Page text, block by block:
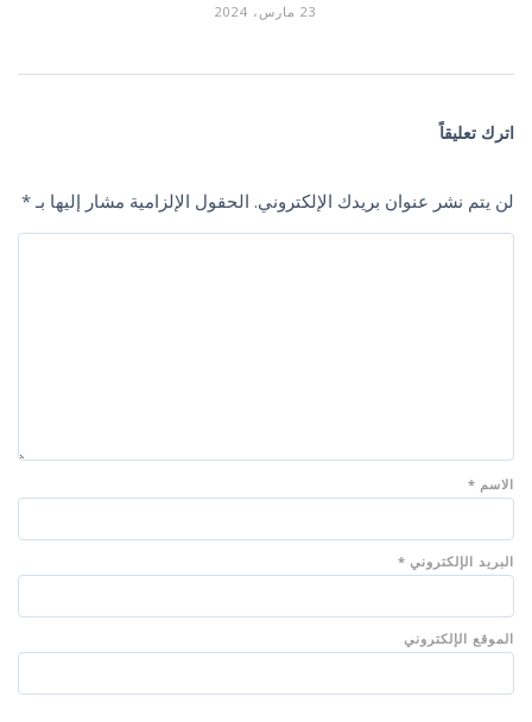
23 مارس، 2024
اترك تعليقاً
لن يتم نشر عنوان بريدك الإلكتروني. الحقول الإلزامية مشار إليها بـ*
الاسم *
البريد الإلكتروني *
الموقع الإلكتروني